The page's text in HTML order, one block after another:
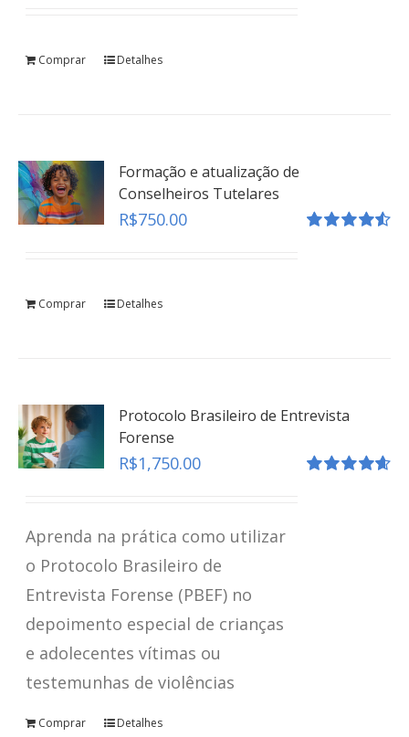
Comprar Detalhes
Formação e atualização de
Conselheiros Tutelares
R$750.00
Comprar Detalhes
Protocolo Brasileiro de Entrevista
Forense
R$1,750.00
Aprenda na prática como utilizar
o Protocolo Brasileiro de
Entrevista Forense (PBEF) no
depoimento especial de crianças
e adolecentes vítimas ou
testemunhas de violências
Comprar Detalhes